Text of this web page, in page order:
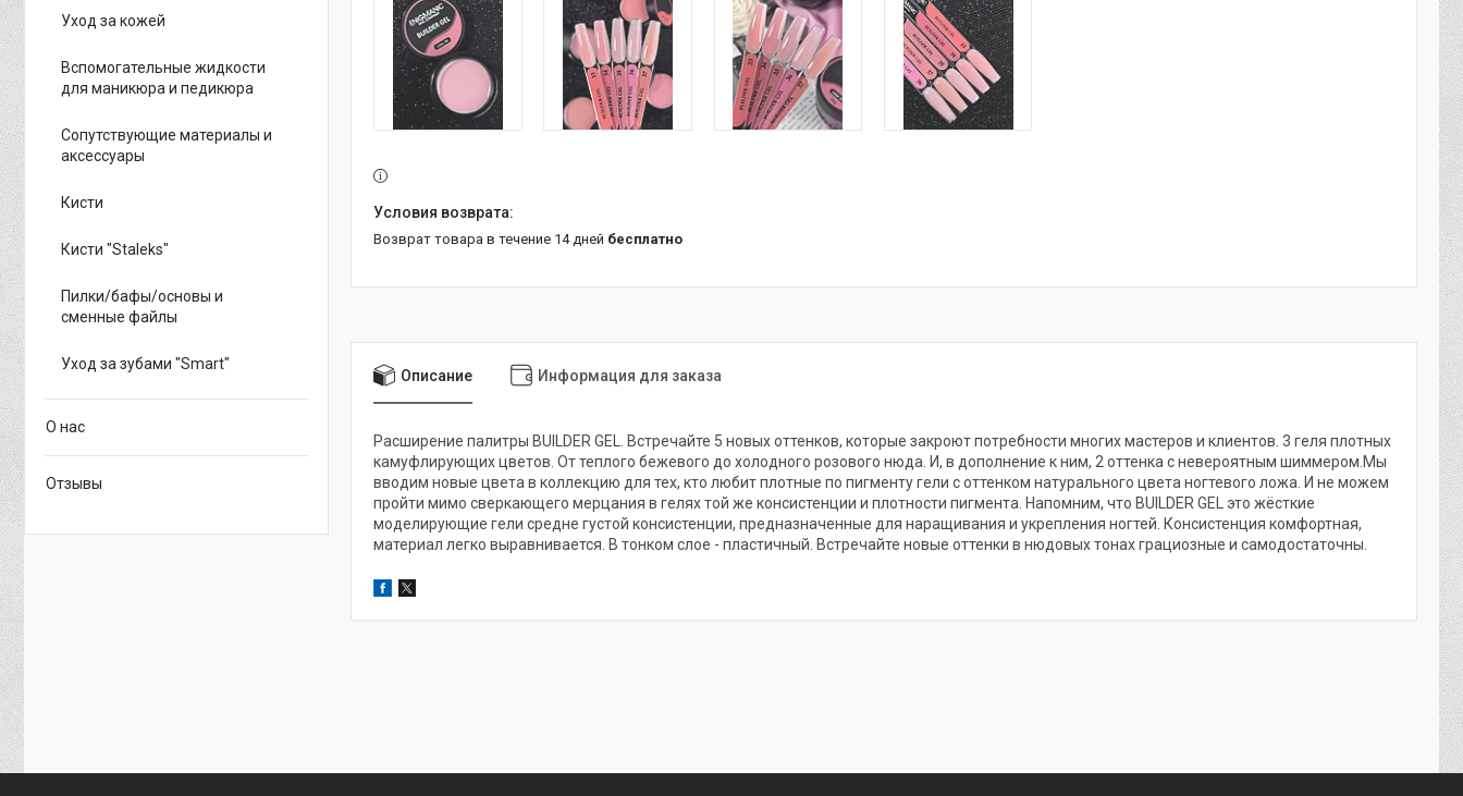
возврат товара в течение 14 дней бесплатно
Описание Информация для заказа
Расширение палитры BUILDER GEL. Встречайте 5 новых оттенков, которые закроют потребности многих мастеров и клиентов. 3 геля плотных
камуфлирующих цветов. От теплого бежевого до холодного розового нюда. И, в дополнение к ним, 2 оттенка с невероятным шиммером.Мы
вводим новые цвета в коллекцию для тех, кто любит плотные по пигменту гели с оттенком натурального цвета ногтевого ложа. И не можем
пройти мимо сверкающего мерцания в гелях той же консистенции и плотности пигмента. Напомним, что BUILDER GEL это жёсткие
моделирующие гели средне густой консистенции, предназначенные для наращивания и укрепления ногтей. Консистенция комфортная,
материал легко выравнивается. В тонком слое - пластичный. Встречайте новые оттенки в нюдовых тонах грациозные и самодостаточны.
Уход за кожей
Вспомогательные жидкости
для маникюра и педикюра
Сопутствующие материалы и
аксессуары
Кисти
Кисти "Staleks"
Пилки/бафы/основы и
сменные файлы
Уход за зубами "Smart"
О нас
Отзывы